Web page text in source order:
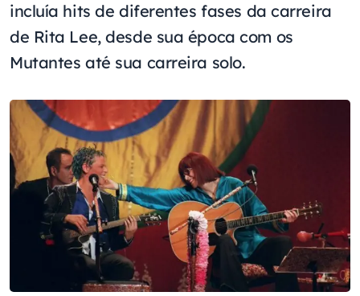
incluía hits de diferentes fases da carreira
de Rita Lee, desde sua época com os
Mutantes até sua carreira solo.